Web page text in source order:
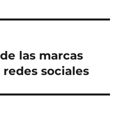
las marcas
sociales